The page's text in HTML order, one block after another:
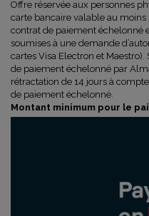
Offre réservée aux personnes
carte bancaire valable au
contrat de paiement échelonné
soumises à une demande
cartes Visa Electron et Maestro).
de paiement échelonné par
rétractation de 14 jours à
de paiement échelonné.
Montant minimum pour le